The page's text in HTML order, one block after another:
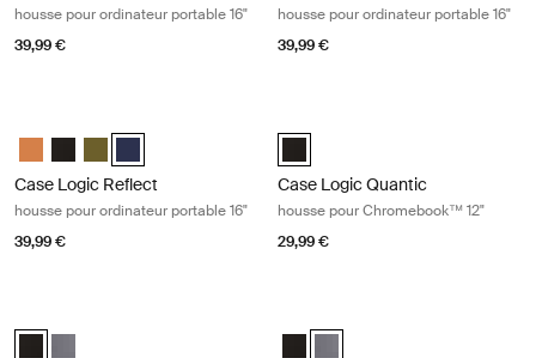
housse pour ordinateur portable 16"
39,99 €
housse pour ordinateur portable 16"
39,99 €
Case Logic Reflect 16" Laptop Sleeve Luscious Orange
Case Logic Reflect 16" Laptop Sleeve Noir
Case Logic Reflect 16" Laptop Sleeve Capulet Olive/Green
Case Logic Reflect 16" Laptop Sleeve Dark Blue
Case Logic Reflect
housse pour ordinateur portable 16"
39,99 €
Case Logic Quantic 12"
Case Logic Quantic
housse pour Chromebook™ 12"
29,99 €
Case Logic Huxton 13.3" Laptop Sleeve Noir (selected)
Case Logic Huxton 13.3" Laptop Sleeve GrahiteCase Logic Huxton 13.3" Laptop
Case Logic Huxton 13.3"